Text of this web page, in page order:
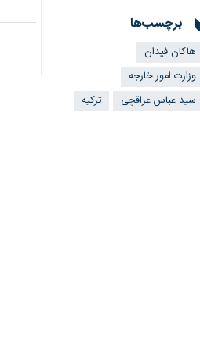
برچسب‌ها
هاکان فیدان
وزارت امور خارجه
سید عباس عراقچی
ترکیه